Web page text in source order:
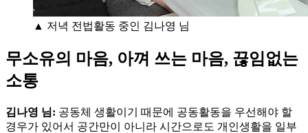
▲ 저녁 전법활동 중인 김나영 님
무소유의 마음, 아껴 쓰는 마음, 끊임없는
소통
김나영 님: 공동체 생활이기 때문에 공동활동을 우선해야 할
경우가 있어서 공간만이 아니라 시간으로도 개인생활을 일부